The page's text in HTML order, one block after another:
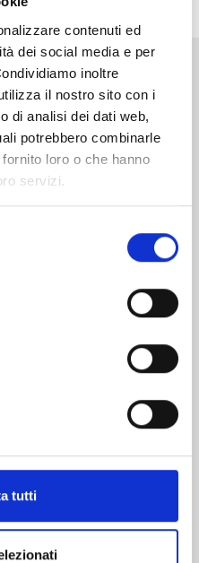
contenuti ed
dei social media e per
inoltre
il nostro sito con i
di analisi dei dati web,
potrebbero combinarle
loro o che hanno
servizi.
tutti
serie